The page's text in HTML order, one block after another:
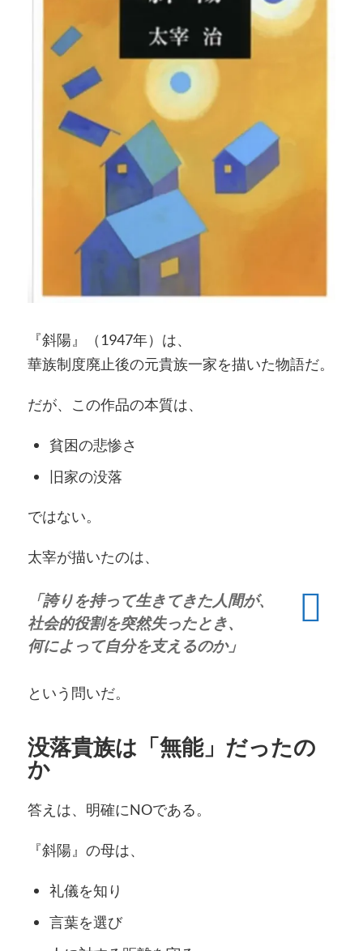
『斜陽』（1947年）は、
華族制度廃止後の元貴族一家を描いた物語だ。
だが、この作品の本質は、
貧困の悲惨さ
旧家の没落
ではない。
太宰が描いたのは、
「誇りを持って生きてきた人間が、
社会的役割を突然失ったとき、
何によって自分を支えるのか」
という問いだ。
没落貴族は「無能」だったの
か
答えは、明確にNOである。
『斜陽』の母は、
礼儀を知り
言葉を選び